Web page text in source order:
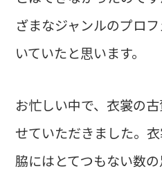
ざまなジャンルのプロ
いていたと思います。
お忙しい中で、衣裳の
せていただきました。
脇にはとてつもない数